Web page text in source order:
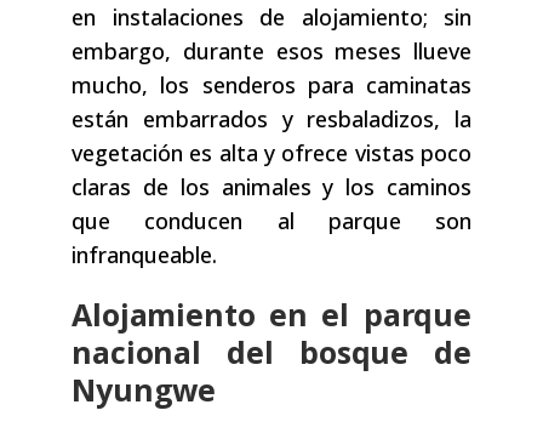
en instalaciones de alojamiento; sin
embargo, durante esos meses llueve
mucho, los senderos para caminatas
están embarrados y resbaladizos, la
vegetación es alta y ofrece vistas poco
claras de los animales y los caminos
que conducen al parque son
infranqueable.
Alojamiento en el parque
nacional del bosque de
Nyungwe